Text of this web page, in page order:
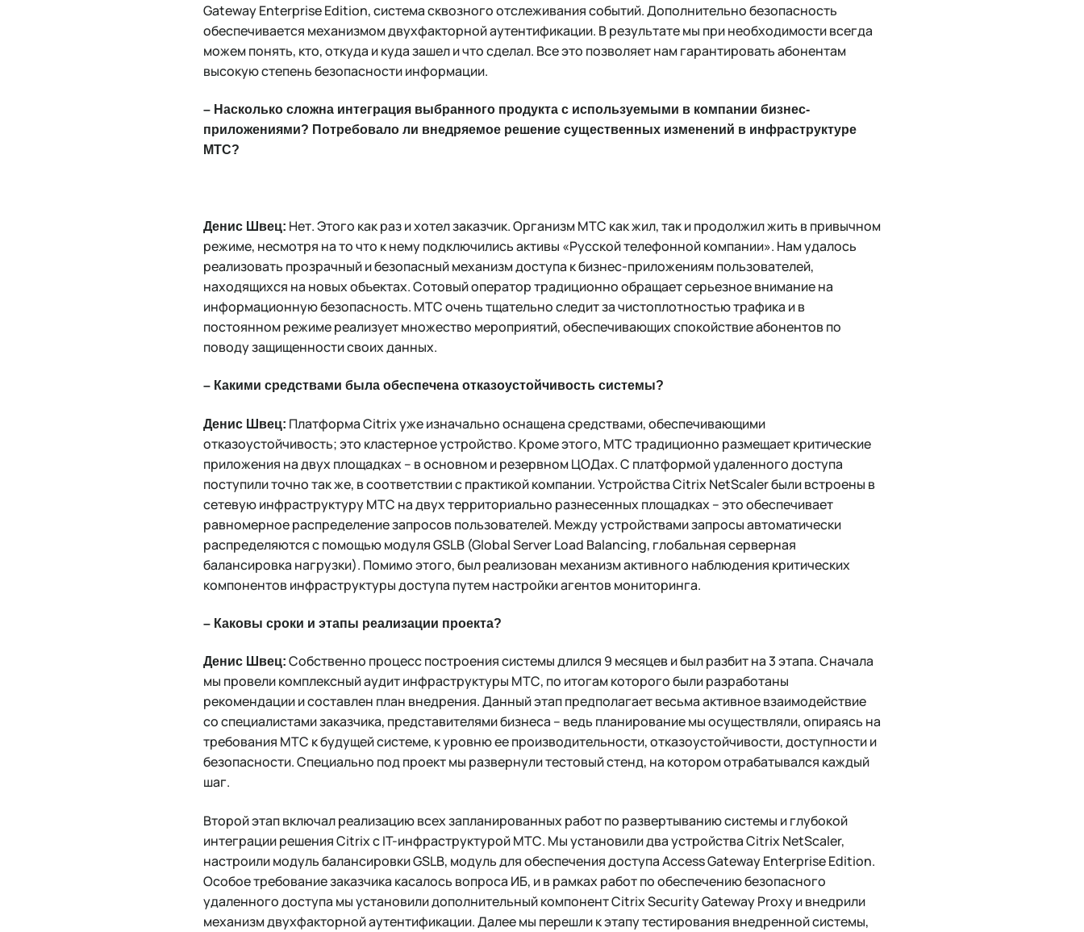
Gateway Enterprise Edition, система сквозного отслеживания событий. Дополнительно безопасность
обеспечивается механизмом двухфакторной аутентификации. В результате мы при необходимости всегда
можем понять, кто, откуда и куда зашел и что сделал. Все это позволяет нам гарантировать абонентам
высокую степень безопасности информации.
– Насколько сложна интеграция выбранного продукта с используемыми в компании бизнес-
приложениями? Потребовало ли внедряемое решение существенных изменений в инфраструктуре
МТС?
Денис Швец: Нет. Этого как раз и хотел заказчик. Организм МТС как жил, так и продолжил жить в привычном
режиме, несмотря на то что к нему подключились активы «Русской телефонной компании». Нам удалось
реализовать прозрачный и безопасный механизм доступа к бизнес-приложениям пользователей,
находящихся на новых объектах. Сотовый оператор традиционно обращает серьезное внимание на
информационную безопасность. МТС очень тщательно следит за чистоплотностью трафика и в
постоянном режиме реализует множество мероприятий, обеспечивающих спокойствие абонентов по
поводу защищенности своих данных.
– Какими средствами была обеспечена отказоустойчивость системы?
Денис Швец: Платформа Citrix уже изначально оснащена средствами, обеспечивающими
отказоустойчивость; это кластерное устройство. Кроме этого, МТС традиционно размещает критические
приложения на двух площадках – в основном и резервном ЦОДах. С платформой удаленного доступа
поступили точно так же, в соответствии с практикой компании. Устройства Citrix NetScaler были встроены в
сетевую инфраструктуру МТС на двух территориально разнесенных площадках – это обеспечивает
равномерное распределение запросов пользователей. Между устройствами запросы автоматически
распределяются с помощью модуля GSLB (Global Server Load Balancing, глобальная серверная
балансировка нагрузки). Помимо этого, был реализован механизм активного наблюдения критических
компонентов инфраструктуры доступа путем настройки агентов мониторинга.
– Каковы сроки и этапы реализации проекта?
Денис Швец: Собственно процесс построения системы длился 9 месяцев и был разбит на 3 этапа. Сначала
мы провели комплексный аудит инфраструктуры МТС, по итогам которого были разработаны
рекомендации и составлен план внедрения. Данный этап предполагает весьма активное взаимодействие
со специалистами заказчика, представителями бизнеса – ведь планирование мы осуществляли, опираясь на
требования МТС к будущей системе, к уровню ее производительности, отказоустойчивости, доступности и
безопасности. Специально под проект мы развернули тестовый стенд, на котором отрабатывался каждый
шаг.
Второй этап включал реализацию всех запланированных работ по развертыванию системы и глубокой
интеграции решения Citrix с IT-инфраструктурой МТС. Мы установили два устройства Citrix NetScaler,
настроили модуль балансировки GSLB, модуль для обеспечения доступа Access Gateway Enterprise Edition.
Особое требование заказчика касалось вопроса ИБ, и в рамках работ по обеспечению безопасного
удаленного доступа мы установили дополнительный компонент Citrix Security Gateway Proxy и внедрили
механизм двухфакторной аутентификации. Далее мы перешли к этапу тестирования внедренной системы,